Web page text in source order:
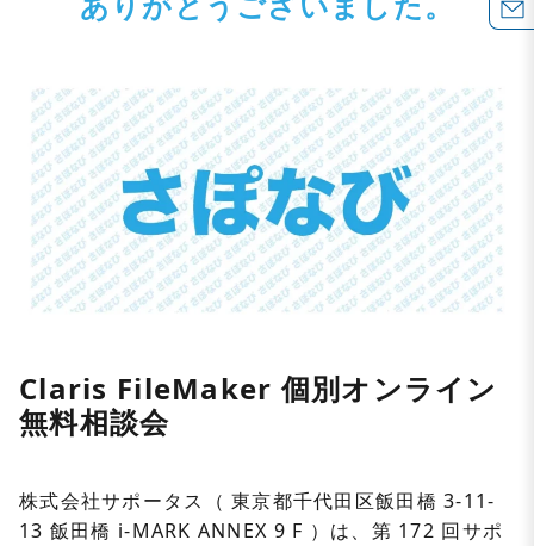
Claris FileMaker 個別オンライン
無料相談会
株式会社サポータス（ 東京都千代田区飯田橋 3-11-
13 飯田橋 i-MARK ANNEX 9 F ）は、第 172 回サポ